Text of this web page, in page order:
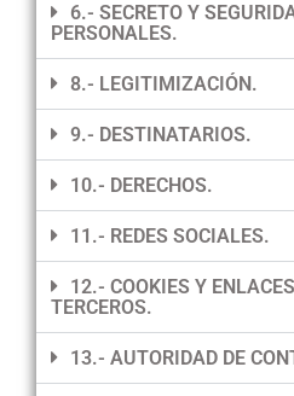
6.- SECRETO Y
PERSONALES.
8.- LEGITIMIZACIÓN.
9.- DESTINATARIOS.
10.- DERECHOS.
11.- REDES SOCIALES.
12.- COOKIES Y
TERCEROS.
13.- AUTORIDAD DE